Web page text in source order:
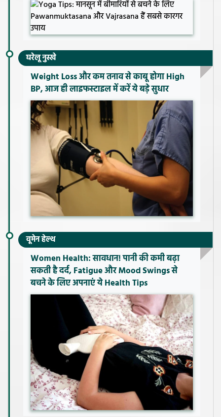
घरेलू नुस्खे
Weight Loss और कम तनाव से काबू होगा High
BP, आज ही लाइफस्टाइल में करें ये बड़े सुधार
वूमेन हेल्थ
Women Health: सावधान! पानी की कमी बढ़ा
सकती है दर्द, Fatigue और Mood Swings से
बचने के लिए अपनाएं ये Health Tips